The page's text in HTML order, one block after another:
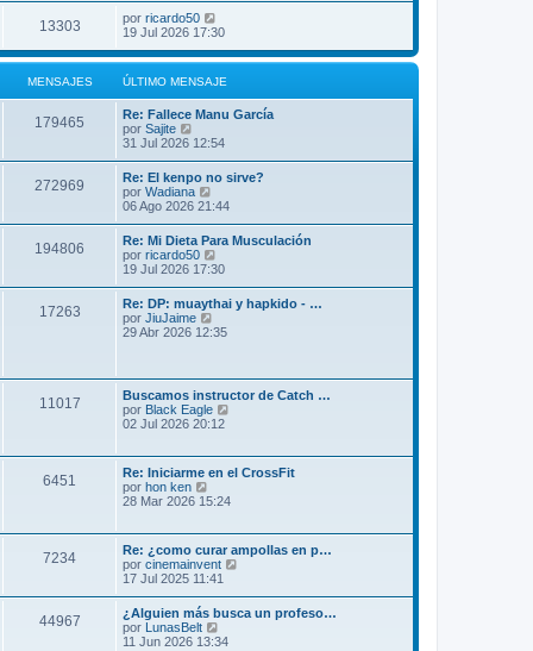
13303 por ricardo50
19 Jul 2026 17:30
MENSAJES ÚLTIMO MENSAJE
179465
Re: Fallece Manu García
por Sajite
e
l
t
i
m
o
m
e
n
s
a
j
e
31 Jul 2026 12:54
272969
Re: El kenpo no sirve?
por Wadiana
e
l
t
i
m
o
e
a
j
e
06 Ago 2026 21:44
194806
Re: Mi Dieta Para Musculación
por ricardo50
e
l
t
i
m
e
n
s
j
e
19 Jul 2026 17:30
17263
Re: DP: muaythai y hapkido - …
por JiuJaime
e
i
m
o
e
n
a
e
29 Abr 2026 12:35
11017
Buscamos instructor de Catch …
por Black Eagle
t
m
m
e
n
a
j
e
02 Jul 2026 20:12
6451
Re: Iniciarme en el CrossFit
por hon ken
e
t
i
m
o
m
e
n
28 Mar 2026 15:24
7234
Re: ¿como curar ampollas en p…
por cinemainvent
l
17 Jul 2025 11:41
44967
¿Alguien más busca un profeso…
por LunasBelt
e
11 Jun 2026 13:34